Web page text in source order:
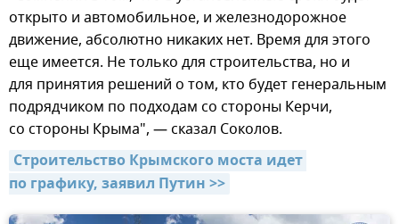
открыто и автомобильное, и железнодорожное
движение, абсолютно никаких нет. Время для этого
еще имеется. Не только для строительства, но и
для принятия решений о том, кто будет генеральным
подрядчиком по подходам со стороны Керчи,
со стороны Крыма", — сказал Соколов.
Строительство Крымского моста идет
по графику, заявил Путин >>